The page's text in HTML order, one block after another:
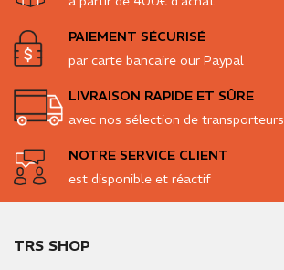
PAIEMENT SÉCURISÉ
par carte bancaire our Paypal
LIVRAISON RAPIDE ET SÛRE
avec nos sélection de transporteurs
NOTRE SERVICE CLIENT
est disponible et réactif
TRS SHOP